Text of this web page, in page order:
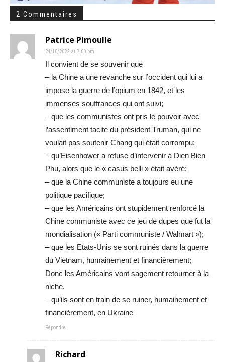
2 Commentaires
Patrice Pimoulle
24/10/2022 at 7:03 pm
Il convient de se souvenir que
– la Chine a une revanche sur l’occident qui lui a
impose la guerre de l’opium en 1842, et les
immenses souffrances qui ont suivi;
– que les communistes ont pris le pouvoir avec
l’assentiment tacite du président Truman, qui ne
voulait pas soutenir Chang qui était corrompu;
– qu’Eisenhower a refuse d’intervenir à Dien Bien
Phu, alors que le « casus belli » était avéré;
– que la Chine communiste a toujours eu une
politique pacifique;
– que les Américains ont stupidement renforcé la
Chine communiste avec ce jeu de dupes que fut la
mondialisation (« Parti communiste / Walmart »);
– que les Etats-Unis se sont ruinés dans la guerre
du Vietnam, humainement et financièrement;
Donc les Américains vont sagement retourner à la
niche.
– qu’ils sont en train de se ruiner, humainement et
financièrement, en Ukraine
Répondre
Richard